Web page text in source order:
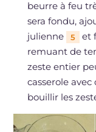
beurre à feu
sera fondu,
julienne
5
et
remuant de
zeste entier
casserole
bouillir les